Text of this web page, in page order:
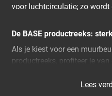
voor luchtcirculatie; zo
De BASE productreeks:
Als je kiest voor een
productreeks, profiteer je
Dankzij de stevige
Lees